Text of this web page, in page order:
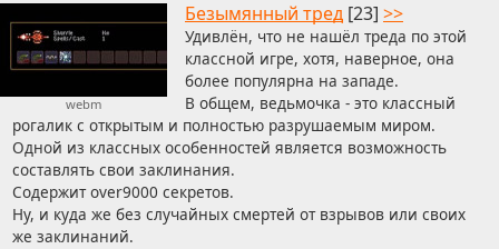
webm
Безымянный тред [23] >>
Удивлён, что не нашёл треда по этой
классной игре, хотя, наверное, она
более популярна на западе.
В общем, ведьмочка - это классный
рогалик с открытым и полностью разрушаемым миром.
Одной из классных особенностей является возможность
составлять свои заклинания.
Содержит over9000 секретов.
Ну, и куда же без случайных смертей от взрывов или своих
же заклинаний.